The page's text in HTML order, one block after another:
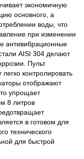
экономичную
основного, а
воды, что
при изменении
антивибрационные
AISI 304 делают
Пульт
контролировать
отображают
упрощает
8 литров
в готовом для
технического
для быстрой